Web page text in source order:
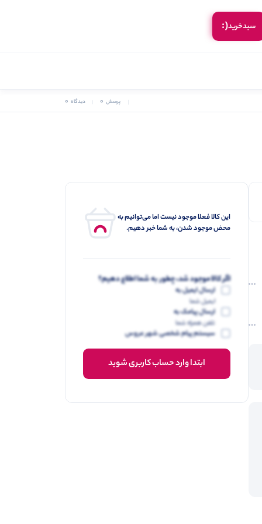
سبد‌خرید(:
پرسش 0 دیدگاه 0
این کالا فعلا موجود نیست اما می‌توانیم به
محض موجود شدن، به شما خبر دهیم.
اگر کالا موجود شد، چطور به شما اطلاع دهیم؟
ارسال ایمیل به
ایمیل شما
ارسال پیامک به
تلفن همراه شما
سیستم پیام شخصی شهر عروس
ابتدا وارد حساب کاربری شوید